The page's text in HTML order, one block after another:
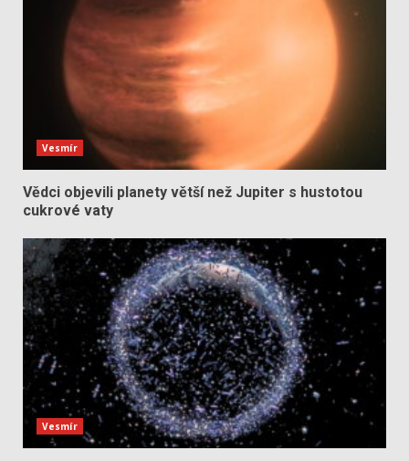
Vesmír
Vědci objevili planety větší než Jupiter s hustotou
cukrové vaty
Vesmír